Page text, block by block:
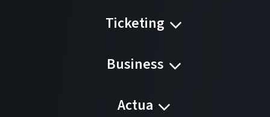
Ticketing
Business
Actua